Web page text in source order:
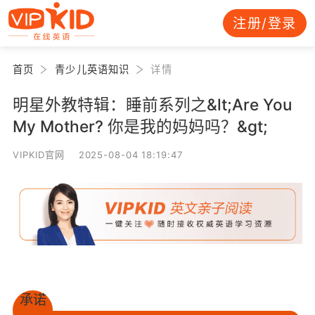
注册/登录
首页 青少儿英语知识 详情
明星外教特辑：睡前系列之&lt;Are You
My Mother? 你是我的妈妈吗？&gt;
VIPKID官网 2025-08-04 18:19:47
承诺